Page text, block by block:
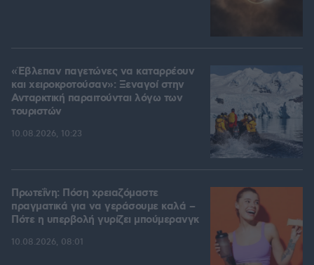
«Έβλεπαν παγετώνες να καταρρέουν
και χειροκροτούσαν»: Ξεναγοί στην
Ανταρκτική παραιτούνται λόγω των
τουριστών
10.08.2026, 10:23
Πρωτεΐνη: Πόση χρειαζόμαστε
πραγματικά για να γεράσουμε καλά –
Πότε η υπερβολή γυρίζει μπούμερανγκ
10.08.2026, 08:01